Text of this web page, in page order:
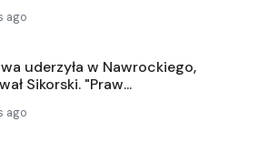
ago
uderzyła w Nawrockiego,
Sikorski. "Praw...
ago